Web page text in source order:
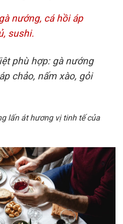
nướng, cá hồi áp
sushi.
phù hợp: gà nướng
chảo, nấm xào, gỏi
lấn át hương vị tinh tế của